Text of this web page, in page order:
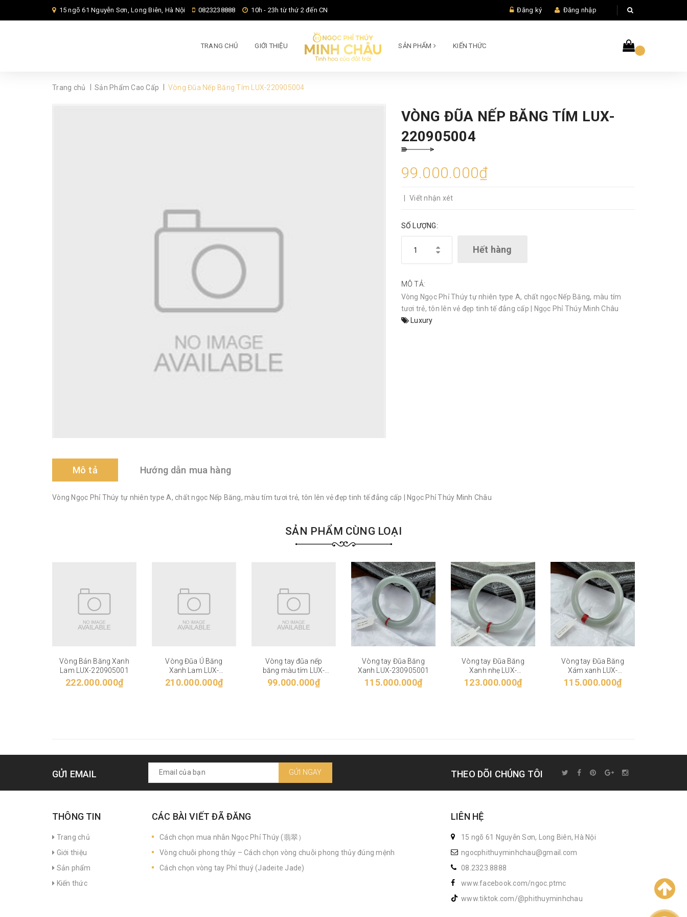
15 ngõ 61 Nguyễn Sơn, Long Biên, Hà Nội 0823238888 10h - 23h từ thứ 2 đến CN Đăng ký Đăng nhập
TRANG CHỦ GIỚI THIỆU SẢN PHẨM KIẾN THỨC
Trang chủ Sản Phẩm Cao Cấp Vòng Đũa Nếp Băng Tím LUX-220905004
VÒNG ĐŨA NẾP BĂNG TÍM LUX-
220905004
99.000.000₫
Viết nhận xét
SỐ LƯỢNG:
Hết hàng
MÔ TẢ:
Vòng Ngọc Phỉ Thúy tự nhiên type A, chất ngọc Nếp Băng, màu tím
tươi trẻ, tôn lên vẻ đẹp tinh tế đẳng cấp | Ngọc Phỉ Thúy Minh Châu
Luxury
Mô tả Hướng dẫn mua hàng
Vòng Ngọc Phỉ Thúy tự nhiên type A, chất ngọc Nếp Băng, màu tím tươi trẻ, tôn lên vẻ đẹp tinh tế đẳng cấp | Ngọc Phỉ Thúy Minh Châu
SẢN PHẨM CÙNG LOẠI
Vòng Bản Băng Xanh
Lam LUX-220905001
222.000.000₫
Vòng Đũa Ú Băng
Xanh Lam LUX-
220905002
210.000.000₫
Vòng tay đũa nếp
băng màu tím LUX-
220905003
99.000.000₫
Vòng tay Đũa Băng
Xanh LUX-230905001
115.000.000₫
Vòng tay Đũa Băng
Xanh nhẹ LUX-
230905002
123.000.000₫
Vòng tay Đũa Băng
Xám xanh LUX-
230905003
115.000.000₫
GỬI EMAIL GỬI NGAY THEO DÕI CHÚNG TÔI
THÔNG TIN
Trang chủ
Giới thiệu
Sản phẩm
Kiến thức
CÁC BÀI VIẾT ĐÃ ĐĂNG
Cách chọn mua nhẫn Ngọc Phỉ Thúy (翡翠）
Vòng chuỗi phong thủy – Cách chọn vòng chuỗi phong thủy đúng mệnh
Cách chọn vòng tay Phỉ thuý (Jadeite Jade)
LIÊN HỆ
15 ngõ 61 Nguyễn Sơn, Long Biên, Hà Nội
ngocphithuyminhchau@gmail.com
08.2323.8888
www.facebook.com/ngoc.ptmc
www.tiktok.com/@phithuyminhchau